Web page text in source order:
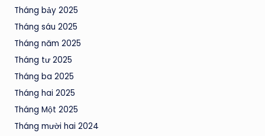
Tháng bảy 2025
Tháng sáu 2025
Tháng năm 2025
Tháng tư 2025
Tháng ba 2025
Tháng hai 2025
Tháng Một 2025
Tháng mười hai 2024